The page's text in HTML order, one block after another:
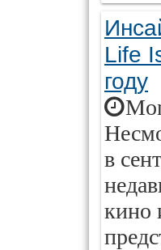
Life
году
в
кино